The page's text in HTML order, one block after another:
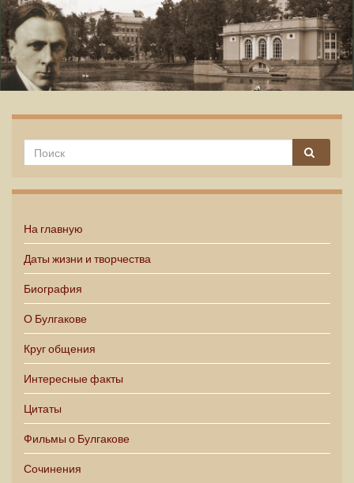
На главную
Даты жизни и творчества
Биография
О Булгакове
Круг общения
Интересные факты
Цитаты
Фильмы о Булгакове
Сочинения